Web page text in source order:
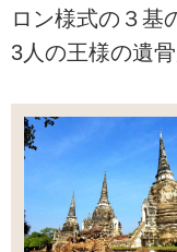
ロン様式の３基
3人の王様の遺